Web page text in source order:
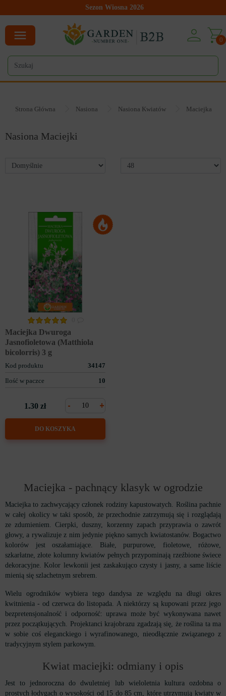
Sezon Wiosna 2026
0
Strona Główna Nasiona Nasiona Kwiatów Maciejka
Nasiona Maciejki
Maciejka Dwuroga
Jasnofioletowa (Matthiola
bicolorris) 3 g
Kod produktu
34147
Ilość w paczce
10
1.30 zł +
-
DO KOSZYKA
Maciejka - pachnący klasyk w ogrodzie
Maciejka to zachwycający członek rodziny kapustowatych. Roślina pachnie
w całej okolicy w taki sposób, że przechodnie zatrzymują się i rozglądają
ze zdumieniem. Cierpki, duszny, korzenny zapach przyprawia o zawrót
głowy, a rywalizuje z nim jedynie piękno samych kwiatostanów. Bogactwo
kolorów jest oszałamiające. Białe, purpurowe, fioletowe, różowe,
szkarłatne, złote kolumny kwiatów pełnych przypominają rzeźbione świece
dekoracyjne. Kolor lewkonii jest zaskakująco czysty i jasny, a same liście
mienią się szlachetnym srebrem.
Wielu ogrodników wybiera tego dandysa ze względu na długi okres
kwitnienia - od czerwca do listopada. A niektórzy są kupowani przez jego
bezpretensjonalność i odporność: uprawa może być wykonywana nawet
przez początkujących. Projektanci krajobrazu zgadzają się, że roślina ta ma
w sobie coś eleganckiego i wyrafinowanego, nieodłącznie związanego z
tradycyjnym stylem parkowym.
Kwiat maciejki: odmiany i opis
Jest to jednoroczna do dwuletniej lub wieloletnia kultura ozdobna o
prostych łodygach o wysokości od 15 do 85 cm, które utrzymują kwiaty w